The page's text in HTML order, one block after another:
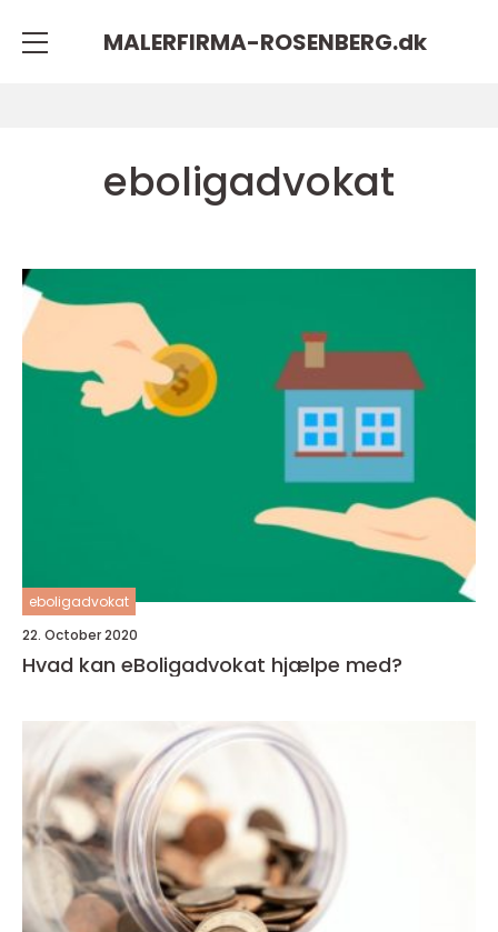
MALERFIRMA-ROSENBERG.dk
eboligadvokat
eboligadvokat
22. October 2020
Hvad kan eBoligadvokat hjælpe med?